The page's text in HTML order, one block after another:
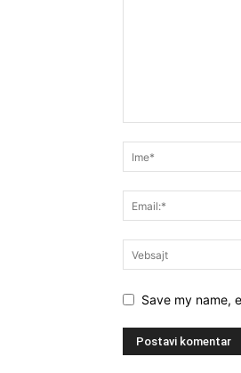
Save my name,